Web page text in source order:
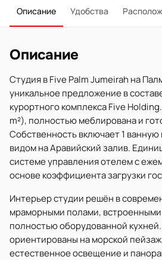
Описание Удобства
Описание
Студия в Five Palm Jumeirah на
уникальное предложение в
курортного комплекса Five
m²), полностью меблирована и
Собственность включает 1 ванную
видом на Аравийский залив.
системе управления отелем с
основе коэффициента загрузки
Интерьер студии решён в
мраморными полами,
полностью оборудованной
ориентированы на морской
естественное освещение и